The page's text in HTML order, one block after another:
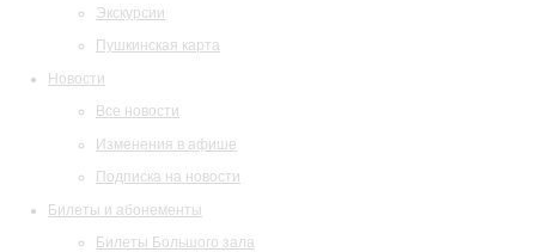
Экскурсии
Пушкинская карта
Новости
Все новости
Изменения в афише
Подписка на новости
Билеты и абонементы
Билеты Большого зала